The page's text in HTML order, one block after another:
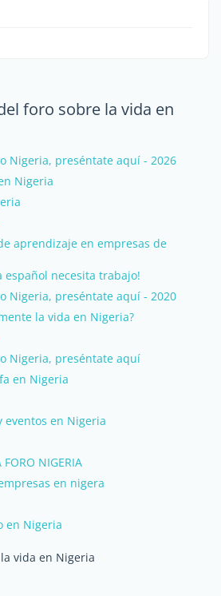
foro sobre la vida en
Nigeria, preséntate aquí - 2026
Nigeria
aprendizaje en empresas de
necesita trabajo!
Nigeria, preséntate aquí - 2020
la vida en Nigeria?
Nigeria, preséntate aquí
en Nigeria
eventos en Nigeria
FORO NIGERIA
en nigera
en Nigeria
vida en Nigeria